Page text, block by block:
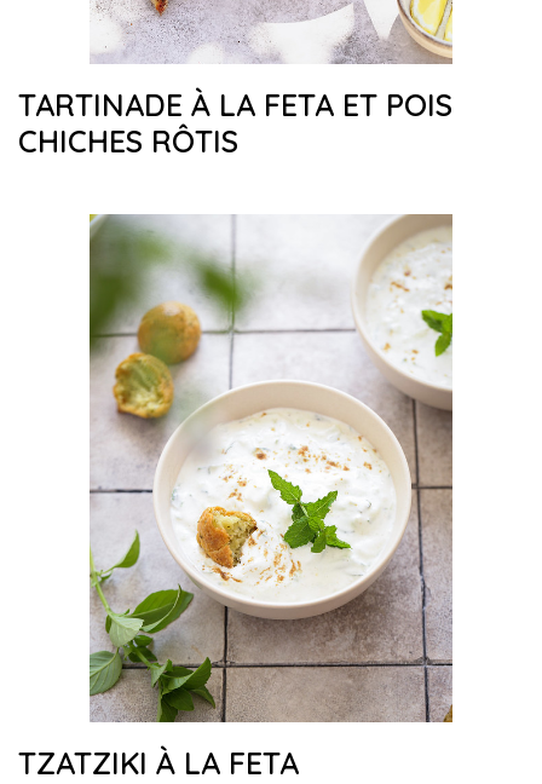
TARTINADE À LA FETA ET POIS
CHICHES RÔTIS
TZATZIKI À LA FETA